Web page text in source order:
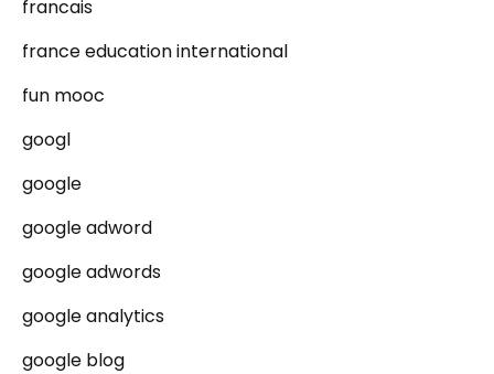
francais
france education international
fun mooc
googl
google
google adword
google adwords
google analytics
google blog